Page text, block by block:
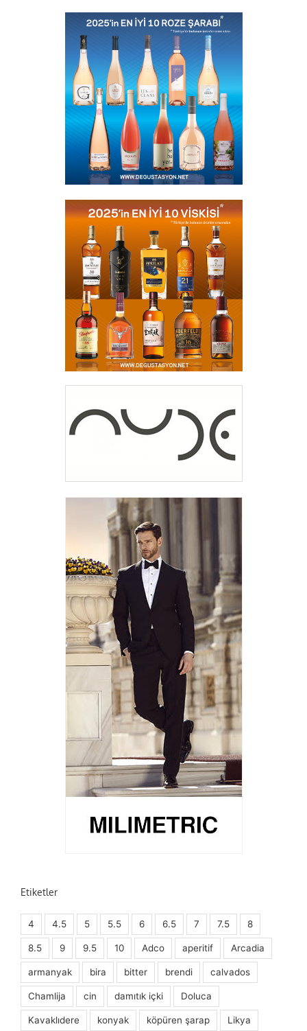
Etiketler
4 4.5 5 5.5 6 6.5 7 7.5 8
8.5 9 9.5 10 Adco aperitif Arcadia
armanyak bira bitter brendi calvados
Chamlija cin damıtık içki Doluca
Kavaklıdere konyak köpüren şarap Likya